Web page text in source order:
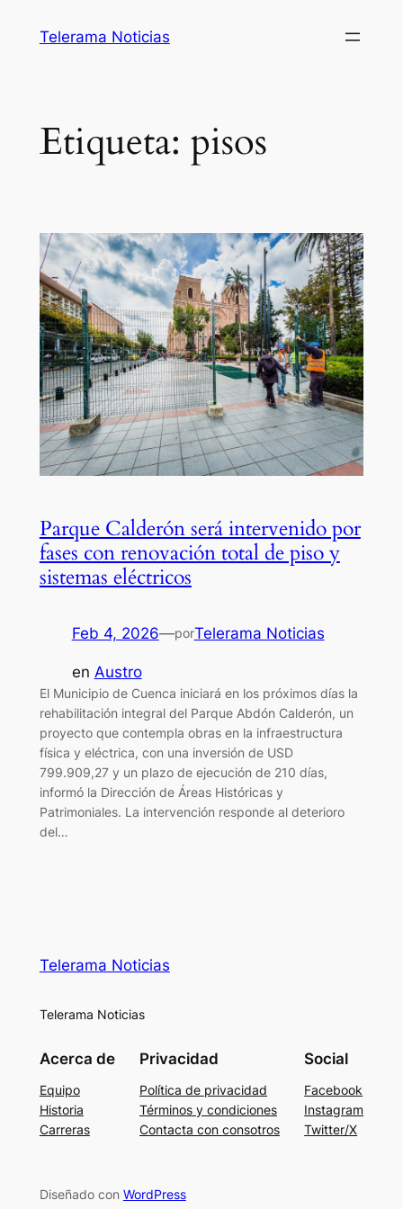
Telerama Noticias
Etiqueta: pisos
Parque Calderón será intervenido por
fases con renovación total de piso y
sistemas eléctricos
Feb 4, 2026—porTelerama Noticias
en Austro
El Municipio de Cuenca iniciará en los próximos días la
rehabilitación integral del Parque Abdón Calderón, un
proyecto que contempla obras en la infraestructura
física y eléctrica, con una inversión de USD
799.909,27 y un plazo de ejecución de 210 días,
informó la Dirección de Áreas Históricas y
Patrimoniales. La intervención responde al deterioro
del…
Telerama Noticias
Telerama Noticias
Acerca de
Equipo
Historia
Carreras
Privacidad
Política de privacidad
Términos y condiciones
Contacta con consotros
Social
Facebook
Instagram
Twitter/X
Diseñado con WordPress